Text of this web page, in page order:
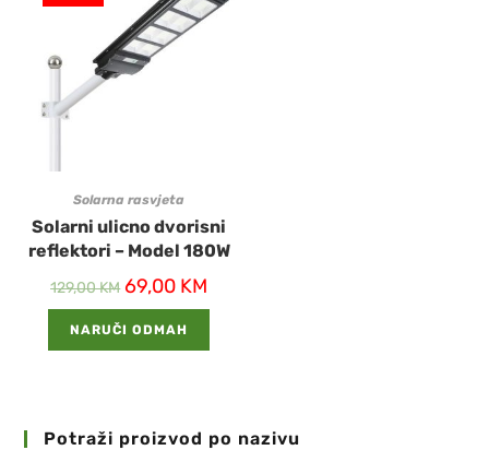
Solarna rasvjeta
Solarni ulicno dvorisni
reflektori – Model 180W
129,00KM 69,00 KM
NARUČI ODMAH
Potraži proizvod po nazivu